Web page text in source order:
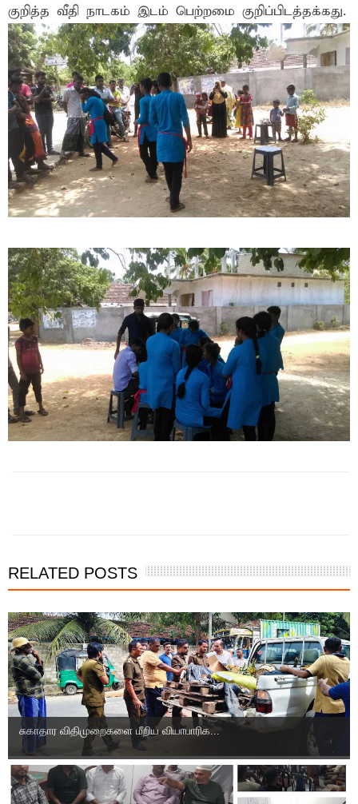
குறித்த வீதி நாடகம் இடம் பெற்றமை குறிப்பிடத்தக்கது.
RELATED POSTS
சுகாதார விதிமுறைகளை மீறிய வியாபாரிக...